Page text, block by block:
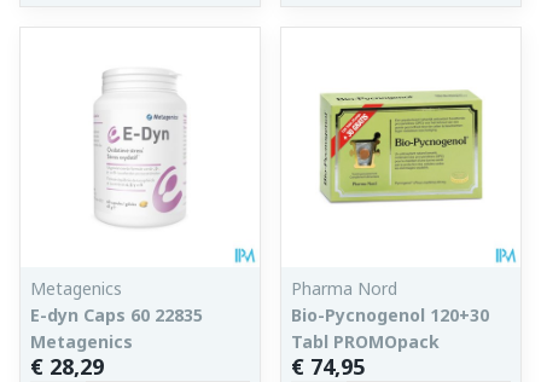
Metagenics
E-dyn Caps 60 22835
Metagenics
€ 28,29
Pharma Nord
Bio-Pycnogenol 120+30
Tabl PROMOpack
€ 74,95